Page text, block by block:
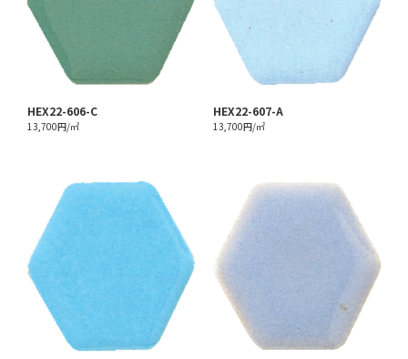
HEX22-606-C
13,700円/㎡
HEX22-607-A
13,700円/㎡